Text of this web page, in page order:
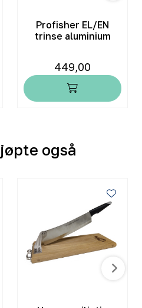
Profisher EL/EN
trinse aluminium
449,00
også